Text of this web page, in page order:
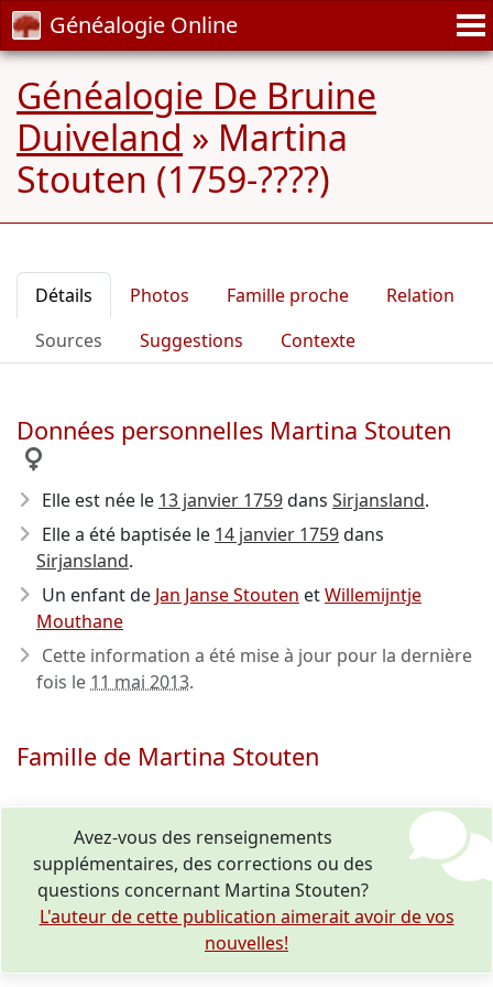
Généalogie Online
Généalogie De Bruine
Duiveland » Martina
Stouten (1759-????)
Détails Photos Famille proche
Relation
Sources
Suggestions Contexte
Données personnelles Martina Stouten
Elle est née le 13 janvier 1759dans Sirjansland.
Elle a été baptisée le 14 janvier 1759dans
Sirjansland.
Un enfant de Jan Janse Stouten etWillemijntje
Mouthane
Cette information a été mise à jour pour la dernière
fois le 11 mai 2013.
Famille de Martina Stouten
Avez-vous des renseignements
supplémentaires, des corrections ou des
questions concernant Martina Stouten?
L'auteur de cette publication aimerait avoir de vos
nouvelles!